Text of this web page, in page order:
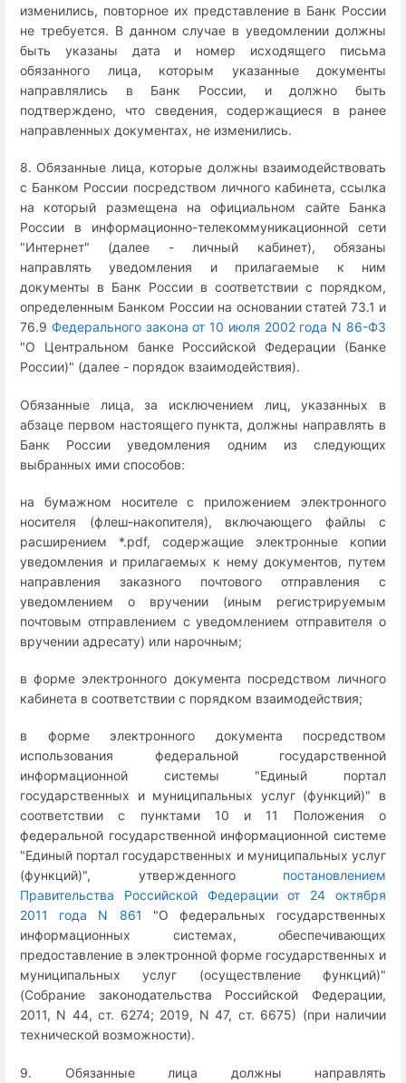
изменились, повторное их представление в Банк России
не требуется. В данном случае в уведомлении должны
быть указаны дата и номер исходящего письма
обязанного лица, которым указанные документы
направлялись в Банк России, и должно быть
подтверждено, что сведения, содержащиеся в ранее
направленных документах, не изменились.
8. Обязанные лица, которые должны взаимодействовать
с Банком России посредством личного кабинета, ссылка
на который размещена на официальном сайте Банка
России в информационно-телекоммуникационной сети
"Интернет" (далее - личный кабинет), обязаны
направлять уведомления и прилагаемые к ним
документы в Банк России в соответствии с порядком,
определенным Банком России на основании статей 73.1 и
76.9 Федерального закона от 10 июля 2002 года N 86-ФЗ
"О Центральном банке Российской Федерации (Банке
России)" (далее - порядок взаимодействия).
Обязанные лица, за исключением лиц, указанных в
абзаце первом настоящего пункта, должны направлять в
Банк России уведомления одним из следующих
выбранных ими способов:
на бумажном носителе с приложением электронного
носителя (флеш-накопителя), включающего файлы с
расширением *.pdf, содержащие электронные копии
уведомления и прилагаемых к нему документов, путем
направления заказного почтового отправления с
уведомлением о вручении (иным регистрируемым
почтовым отправлением с уведомлением отправителя о
вручении адресату) или нарочным;
в форме электронного документа посредством личного
кабинета в соответствии с порядком взаимодействия;
в форме электронного документа посредством
использования федеральной государственной
информационной системы "Единый портал
государственных и муниципальных услуг (функций)" в
соответствии с пунктами 10 и 11 Положения о
федеральной государственной информационной системе
"Единый портал государственных и муниципальных услуг
(функций)", утвержденного постановлением
Правительства Российской Федерации от 24 октября
2011 года N 861 "О федеральных государственных
информационных системах, обеспечивающих
предоставление в электронной форме государственных и
муниципальных услуг (осуществление функций)"
(Собрание законодательства Российской Федерации,
2011, N 44, ст. 6274; 2019, N 47, ст. 6675) (при наличии
технической возможности).
9. Обязанные лица должны направлять